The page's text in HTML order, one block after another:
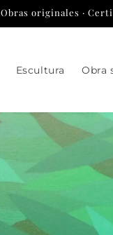
Obras originales ·
Escultura Obra